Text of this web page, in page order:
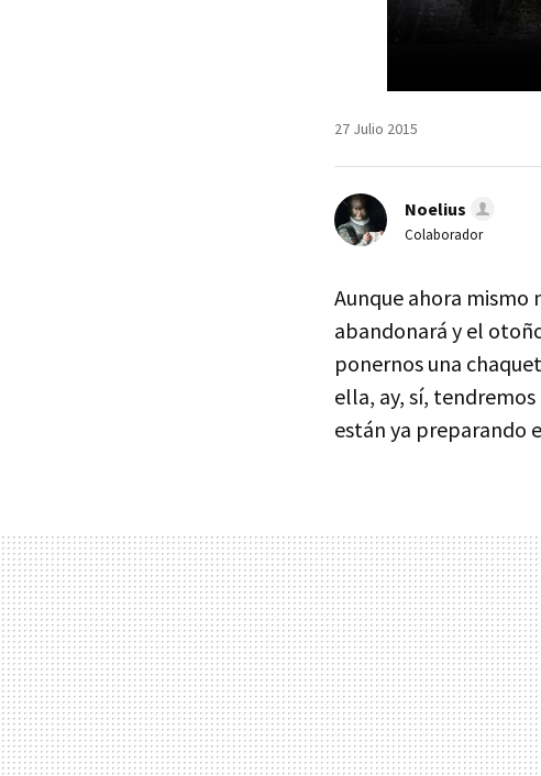
27 Julio 2015
Noelius
Colaborador
Aunque ahora
abandonará y el
ponernos una
ella, ay, sí, tendremos
están ya preparando